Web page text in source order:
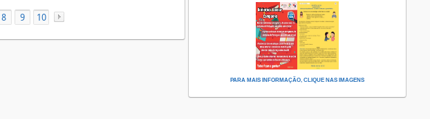
8 9 10
PARA MAIS INFORMAÇÃO, CLIQUE NAS IMAGENS